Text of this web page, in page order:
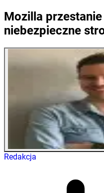
Mozilla
niebezpieczne
Redakcja